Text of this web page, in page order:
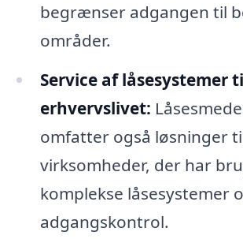
begrænser adgangen til
områder.
Service af låsesystemer
erhvervslivet:
omfatter også løsninger
virksomheder, der har
komplekse låsesystemer
adgangskontrol.